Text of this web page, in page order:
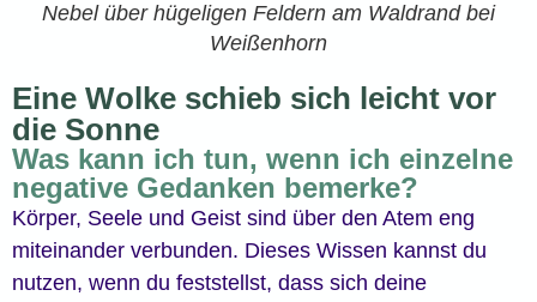
Nebel über hügeligen Feldern am Waldrand bei
Weißenhorn
Eine Wolke schieb sich leicht vor
die Sonne
Was kann ich tun, wenn ich einzelne
negative Gedanken bemerke?
Körper, Seele und Geist sind über den Atem eng
miteinander verbunden. Dieses Wissen kannst du
nutzen, wenn du feststellst, dass sich deine